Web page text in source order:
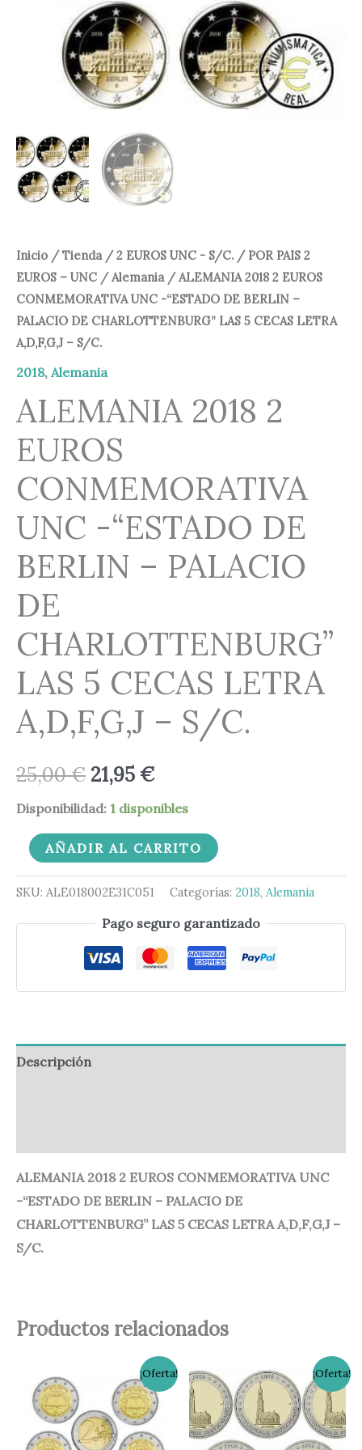
Inicio /Tienda/2 EUROS UNC - S/C. / POR PAIS 2
EUROS – UNC /Alemania/ ALEMANIA 2018 2 EUROS
CONMEMORATIVA UNC -“ESTADO DE BERLIN –
PALACIO DE CHARLOTTENBURG” LAS 5 CECAS LETRA
A,D,F,G,J – S/C.
2018, Alemania
ALEMANIA 2018 2
EUROS
CONMEMORATIVA
UNC -“ESTADO DE
BERLIN – PALACIO
DE
CHARLOTTENBURG”
LAS 5 CECAS LETRA
A,D,F,G,J – S/C.
25,00€
25,00 €.
21,95€
21,95 €.
Disponibilidad: 1 disponibles
"ESTADO
PALACIO
DE
CHARLOTTENBURG"
CECAS
LETRA
A,D,F,G,J
-
S/C.
cantidad
AÑADIR AL CARRITO
SKU: ALE018002E31C051 Categorías: 2018, Alemania
Pago seguro garantizado
Descripción
ALEMANIA 2018 2 EUROS CONMEMORATIVA UNC
-“ESTADO DE BERLIN – PALACIO DE
CHARLOTTENBURG” LAS 5 CECAS LETRA A,D,F,G,J –
S/C.
Productos relacionados
¡Oferta!
precio
original
era:
44,00 €.
precio
actual
es:
37,50 €.
¡Oferta!
precio
original
era:
37,50 €.
El
precio
actual
es:
32,00 €.